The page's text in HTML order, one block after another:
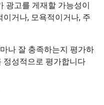
광고를 게재할 가능성이
거나, 모욕적이거나, 주
나 잘 충족하는지 평가하
정성적으로 평가합니다